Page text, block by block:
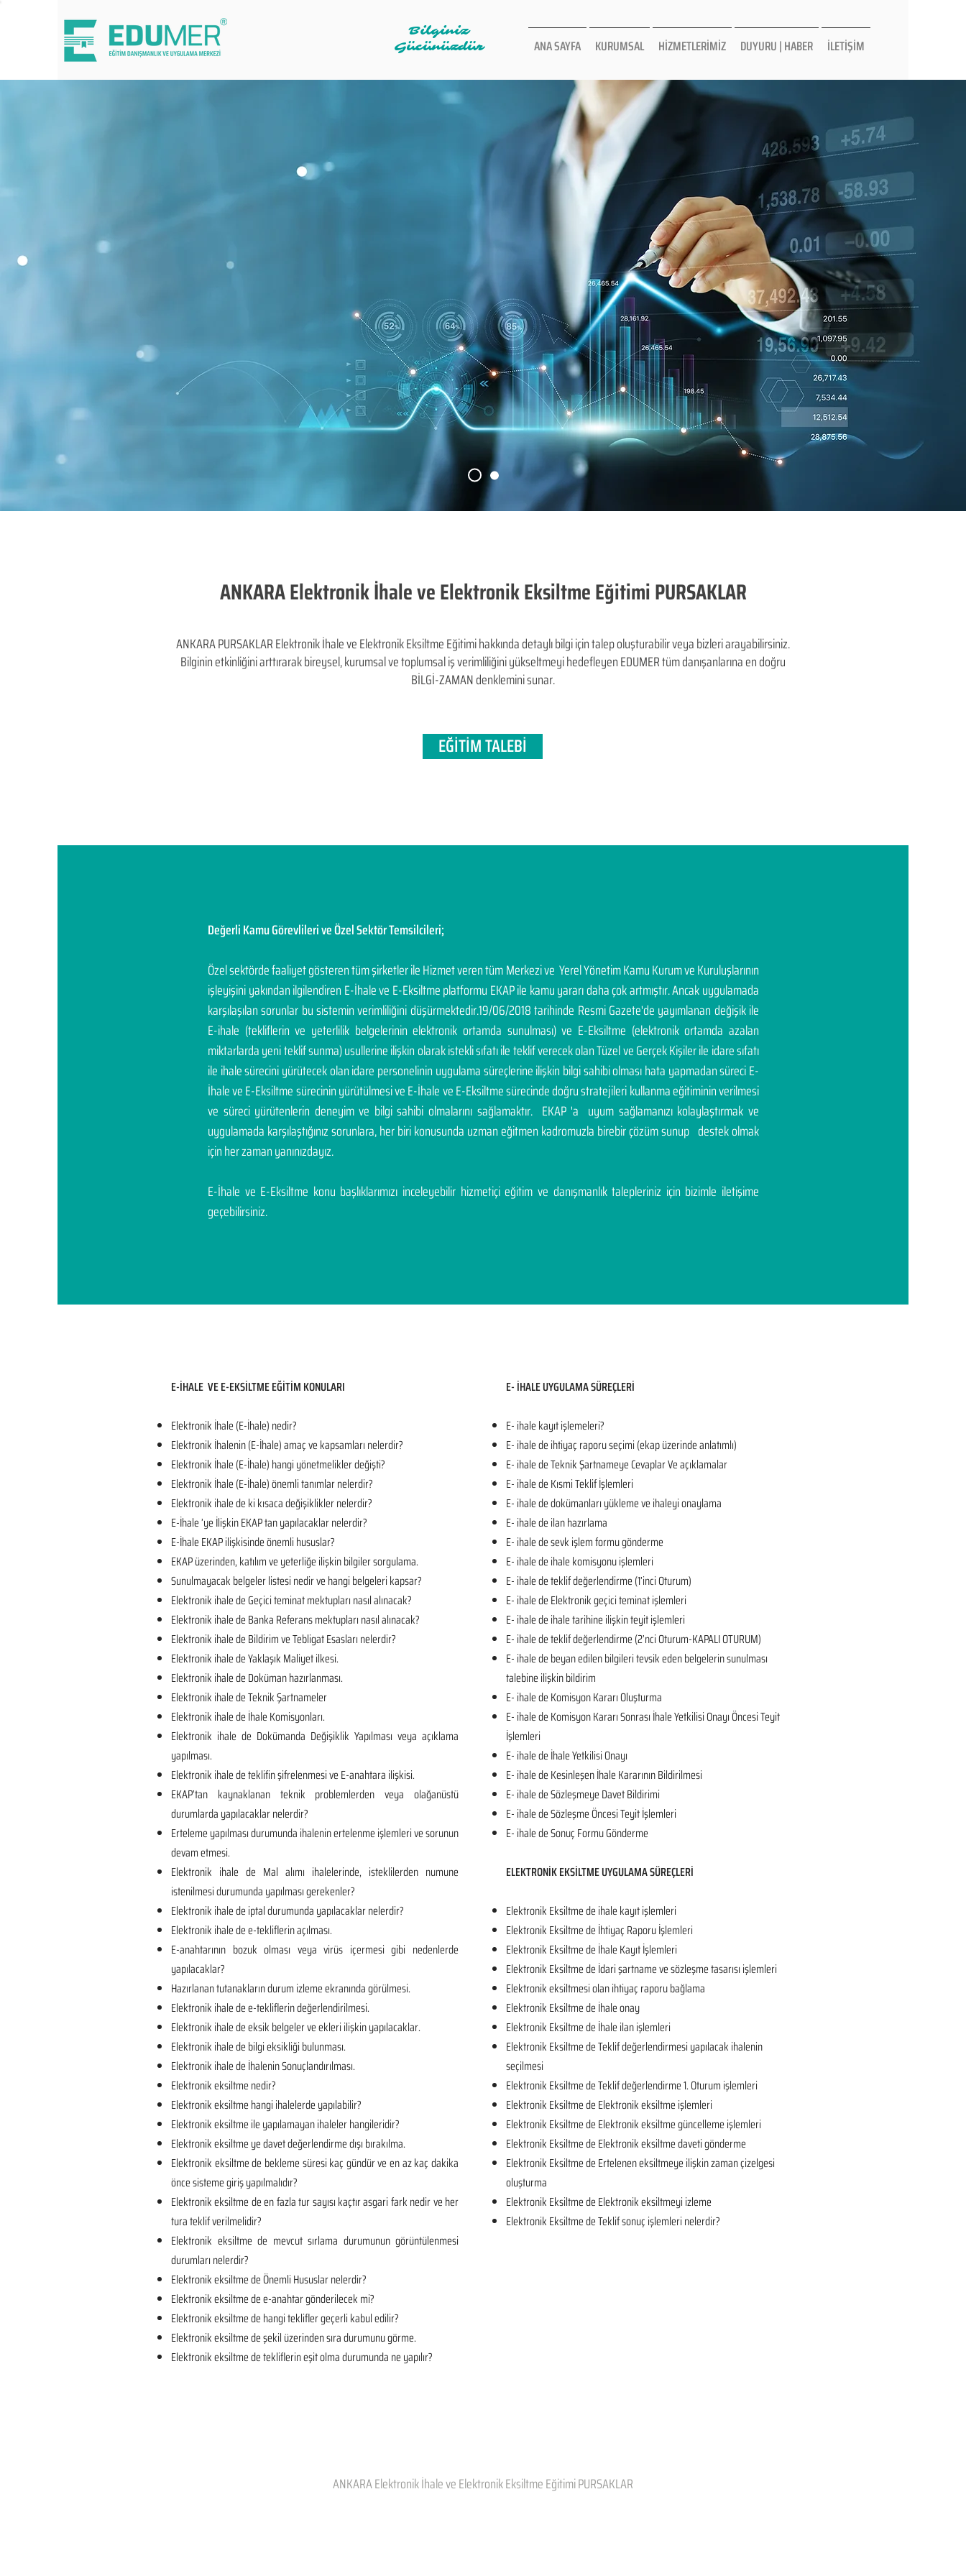
ANA SAYFA KURUMSAL HİZMETLERİMİZ DUYURU | HABER İLETİŞİM
Bilginiz
Gücünüzdür
ANKARA Elektronik İhale ve Elektronik Eksiltme Eğitimi PURSAKLAR
ANKARA PURSAKLAR Elektronik İhale ve Elektronik Eksiltme Eğitimi hakkında detaylı bilgi için talep oluşturabilir veya bizleri arayabilirsiniz.
Bilginin etkinliğini arttırarak bireysel, kurumsal ve toplumsal iş verimliliğini yükseltmeyi hedefleyen​ EDUMER tüm danışanlarına en doğru
BİLGİ-ZAMAN denklemini sunar.
EĞİTİM TALEBİ
Değerli Kamu Görevlileri ve Özel Sektör Temsilcileri;
Özel sektörde faaliyet gösteren tüm şirketler ile Hizmet veren tüm Merkezi ve Yerel Yönetim Kamu Kurum ve Kuruluşlarının
işleyişini yakından ilgilendiren E-İhale ve E-Eksiltme platformu EKAP ile kamu yararı daha çok artmıştır. Ancak uygulamada
karşılaşılan sorunlar bu sistemin verimliliğini düşürmektedir.19/06/2018 tarihinde Resmi Gazete'de yayımlanan değişik ile
E-ihale (tekliflerin ve yeterlilik belgelerinin elektronik ortamda sunulması) ve E-Eksiltme (elektronik ortamda azalan
miktarlarda yeni teklif sunma) usullerine ilişkin olarak istekli sıfatı ile teklif verecek olan Tüzel ve Gerçek Kişiler ile idare sıfatı
ile ihale sürecini yürütecek olan idare personelinin uygulama süreçlerine ilişkin bilgi sahibi olması hata yapmadan süreci E-
İhale ve E-Eksiltme sürecinin yürütülmesi ve E-İhale ve E-Eksiltme sürecinde doğru stratejileri kullanma eğitiminin verilmesi
ve süreci yürütenlerin deneyim ve bilgi sahibi olmalarını sağlamaktır. EKAP 'a uyum sağlamanızı kolaylaştırmak ve
uygulamada karşılaştığınız sorunlara, her biri konusunda uzman eğitmen kadromuzla birebir çözüm sunup destek olmak
için her zaman yanınızdayız.
E-İhale ve E-Eksiltme konu başlıklarımızı inceleyebilir hizmetiçi eğitim ve danışmanlık talepleriniz için bizimle iletişime
geçebilirsiniz.
E-İHALE VE E-EKSİLTME EĞİTİM KONULARI​
Elektronik İhale (E-İhale) nedir?
Elektronik İhalenin (E-İhale) amaç ve kapsamları nelerdir?
Elektronik İhale (E-İhale) hangi yönetmelikler değişti?
Elektronik İhale (E-İhale) önemli tanımlar nelerdir?
Elektronik ihale de ki kısaca değişiklikler nelerdir?
E-İhale ’ye İlişkin EKAP tan yapılacaklar nelerdir?
E-İhale EKAP ilişkisinde önemli hususlar?
EKAP üzerinden, katılım ve yeterliğe ilişkin bilgiler sorgulama.
Sunulmayacak belgeler listesi nedir ve hangi belgeleri kapsar?
Elektronik ihale de Geçici teminat mektupları nasıl alınacak?
Elektronik ihale de Banka Referans mektupları nasıl alınacak?
Elektronik ihale de Bildirim ve Tebligat Esasları nelerdir?
Elektronik ihale de Yaklaşık Maliyet ilkesi.
Elektronik ihale de Doküman hazırlanması.
Elektronik ihale de Teknik Şartnameler
Elektronik ihale de İhale Komisyonları.
Elektronik ihale de Dokümanda Değişiklik Yapılması veya açıklama
yapılması.
Elektronik ihale de teklifin şifrelenmesi ve E-anahtara ilişkisi.
EKAP’tan kaynaklanan teknik problemlerden veya olağanüstü
durumlarda yapılacaklar nelerdir?
Erteleme yapılması durumunda ihalenin ertelenme işlemleri ve sorunun
devam etmesi.
Elektronik ihale de Mal alımı ihalelerinde, isteklilerden numune
istenilmesi durumunda yapılması gerekenler?
Elektronik ihale de iptal durumunda yapılacaklar nelerdir?
Elektronik ihale de e-tekliflerin açılması.
E-anahtarının bozuk olması veya virüs içermesi gibi nedenlerde
yapılacaklar?
Hazırlanan tutanakların durum izleme ekranında görülmesi.
Elektronik ihale de e-tekliflerin değerlendirilmesi.
Elektronik ihale de eksik belgeler ve ekleri ilişkin yapılacaklar.
Elektronik ihale de bilgi eksikliği bulunması.
Elektronik ihale de İhalenin Sonuçlandırılması.
Elektronik eksiltme nedir?
Elektronik eksiltme hangi ihalelerde yapılabilir?
Elektronik eksiltme ile yapılamayan ihaleler hangileridir?
Elektronik eksiltme ye davet değerlendirme dışı bırakılma.
Elektronik eksiltme de bekleme süresi kaç gündür ve en az kaç dakika
önce sisteme giriş yapılmalıdır?
Elektronik eksiltme de en fazla tur sayısı kaçtır asgari fark nedir ve her
tura teklif verilmelidir?
Elektronik eksiltme de mevcut sırlama durumunun görüntülenmesi
durumları nelerdir?
Elektronik eksiltme de Önemli Hususlar nelerdir?
Elektronik eksiltme de e-anahtar gönderilecek mi?
Elektronik eksiltme de hangi teklifler geçerli kabul edilir?
Elektronik eksiltme de şekil üzerinden sıra durumunu görme.
Elektronik eksiltme de tekliflerin eşit olma durumunda ne yapılır?
E- İHALE UYGULAMA SÜREÇLERİ
E- ihale kayıt işlemeleri?
E- ihale de ihtiyaç raporu seçimi (ekap üzerinde anlatımlı)
E- ihale de Teknik Şartnameye Cevaplar Ve açıklamalar
E- ihale de Kısmi Teklif İşlemleri
E- ihale de dokümanları yükleme ve ihaleyi onaylama
E- ihale de ilan hazırlama
E- ihale de sevk işlem formu gönderme
E- ihale de ihale komisyonu işlemleri
E- ihale de teklif değerlendirme (1’inci Oturum)
E- ihale de Elektronik geçici teminat işlemleri
E- ihale de ihale tarihine ilişkin teyit işlemleri
E- ihale de teklif değerlendirme (2’nci Oturum-KAPALI OTURUM)
E- ihale de beyan edilen bilgileri tevsik eden belgelerin sunulması
talebine ilişkin bildirim
E- ihale de Komisyon Kararı Oluşturma
E- ihale de Komisyon Kararı Sonrası İhale Yetkilisi Onayı Öncesi Teyit
İşlemleri
E- ihale de İhale Yetkilisi Onayı
E- ihale de Kesinleşen İhale Kararının Bildirilmesi
E- ihale de Sözleşmeye Davet Bildirimi
E- ihale de Sözleşme Öncesi Teyit İşlemleri
E- ihale de Sonuç Formu Gönderme
ELEKTRONİK EKSİLTME UYGULAMA SÜREÇLERİ
Elektronik Eksiltme de ihale kayıt işlemleri
Elektronik Eksiltme de İhtiyaç Raporu İşlemleri
Elektronik Eksiltme de İhale Kayıt İşlemleri
Elektronik Eksiltme de İdari şartname ve sözleşme tasarısı işlemleri
Elektronik eksiltmesi olan ihtiyaç raporu bağlama
Elektronik Eksiltme de İhale onay
Elektronik Eksiltme de İhale ilan işlemleri
Elektronik Eksiltme de Teklif değerlendirmesi yapılacak ihalenin
seçilmesi
Elektronik Eksiltme de Teklif değerlendirme 1. Oturum işlemleri
Elektronik Eksiltme de Elektronik eksiltme işlemleri
Elektronik Eksiltme de Elektronik eksiltme güncelleme işlemleri
Elektronik Eksiltme de Elektronik eksiltme daveti gönderme
Elektronik Eksiltme de Ertelenen eksiltmeye ilişkin zaman çizelgesi
oluşturma
Elektronik Eksiltme de Elektronik eksiltmeyi izleme
Elektronik Eksiltme de Teklif sonuç işlemleri nelerdir?
ANKARA Elektronik İhale ve Elektronik Eksiltme Eğitimi PURSAKLAR